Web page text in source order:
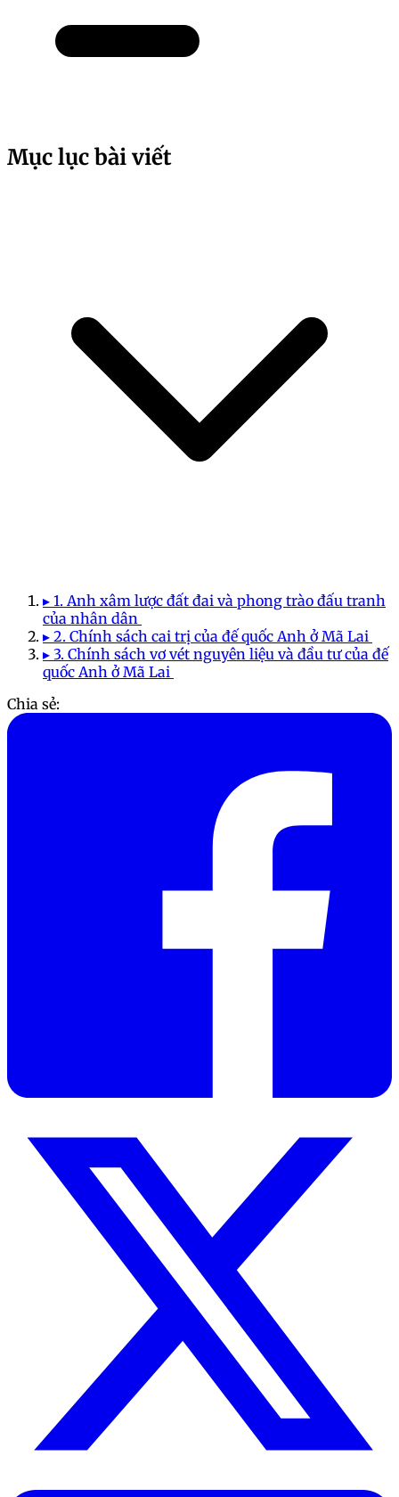
Mục lục bài viết
▸ 1. Anh xâm lược đất đai và phong trào đấu tranh
của nhân dân
▸ 2. Chính sách cai trị của đế quốc Anh ở Mã Lai
▸ 3. Chính sách vơ vét nguyên liệu và đầu tư của đế
quốc Anh ở Mã Lai
Chia sẻ: